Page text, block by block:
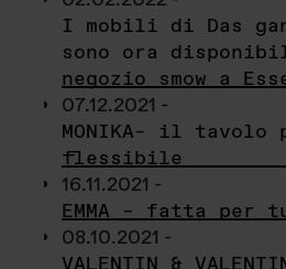
I mobili di Das
sono ora
negozio smow a
07.12.2021 -
MONIKA– il tavolo
flessibile
16.11.2021 -
EMMA – fatta
08.10.2021 -
VALENTIN &